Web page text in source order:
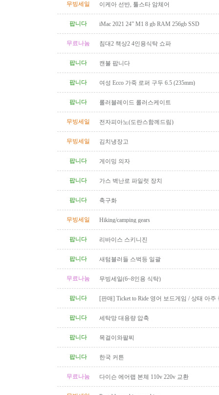
무빙세일 이케아 선반, 툴스타 암체어
팝니다 iMac 2021 24” M1 8 gb RAM 256gb SSD
무료나눔 침대2 책상2 4인용식탁 쇼파
팝니다 캔불 팝니다
팝니다 여성 Ecco 가죽 로퍼 구두 6.5 (235mm)
팝니다 롤러블레이드 롤러스케이트
무빙세일 전자피아노(도란스함께드림)
무빙세일 김치냉장고
팝니다 게이밍 의자
팝니다 가스 벽난로 파일럿 장치
팝니다 축구화
무빙세일 Hiking/camping gears
팝니다 리바이스 스키니진
팝니다 새텀블러들 스벅등 일괄
무료나눔 무빙세일(6~8인용 식탁)
팝니다
[판매] Ticket to Ride 영어 보드게임 / 상태 아주
팝니다
세탁망 대용량 압축
팝니다 목걸이와팔찌
팝니다 한국 커튼
무료나눔 다이슨 에어랩 본체 110v 220v 교환